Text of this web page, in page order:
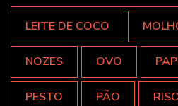
LEITE DE COCO
NOZES OVO
PESTO PÃO